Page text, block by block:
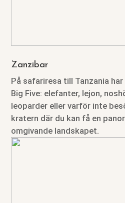
Zanzibar
På safariresa till Tanzania
Big Five: elefanter, lejon,
leoparder eller varför inte
kratern där du kan få en
omgivande landskapet.